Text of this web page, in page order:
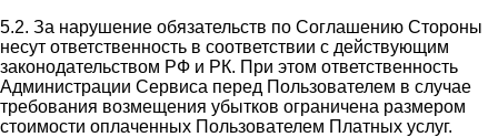
5.2. За нарушение обязательств по Соглашению Стороны
несут ответственность в соответствии с действующим
законодательством РФ и РК. При этом ответственность
Администрации Сервиса перед Пользователем в случае
требования возмещения убытков ограничена размером
стоимости оплаченных Пользователем Платных услуг.